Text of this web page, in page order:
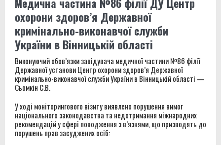
охорони здоров’я Державної
кримінально-виконавчої служби
України в Вінницькій області
Виконуючий обов’язки завідувача медичної частини №86 філії
Державної установи Центр охорони здоров’я Державної
кримінально-виконавчої служби України в Вінницькій області —
Сьомкін С.В.
У ході моніторингового візиту виявлено порушення вимог
національного законодавства та недотримання міжнародних
рекомендацій у сфері поводження з в’язнями, що призводять до
порушень прав засуджених осіб: